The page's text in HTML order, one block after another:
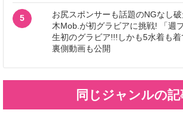
5
お尻スポンサーも話題のNGなし
木Mob.が初グラビアに挑戦! 「週
生初のグラビア!!!しかも5水着も
裏側動画も公開
同じジャンルの記